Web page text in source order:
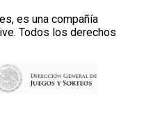
es una compañía
Todos los derechos